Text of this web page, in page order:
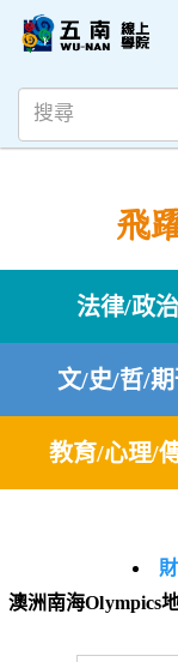
飛
法律/政治
文/史/哲/期
教育/心理/
澳洲南海Olympics